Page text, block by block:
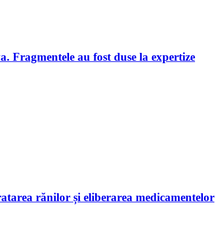
Fragmentele au fost duse la expertize
rănilor și eliberarea medicamentelor